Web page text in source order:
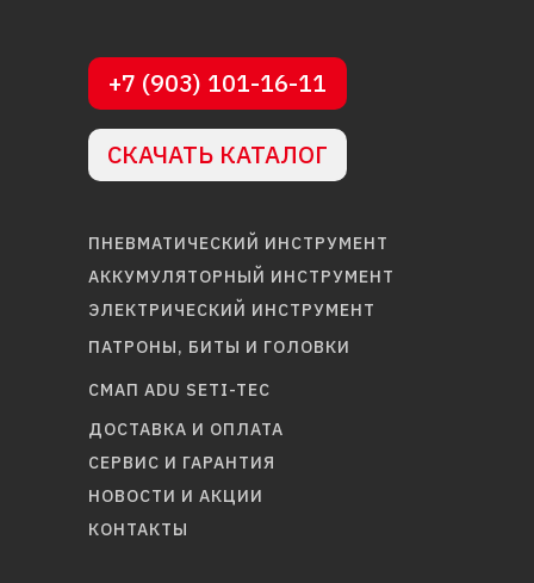
АККУМУЛЯТОРНЫЙ ИНСТРУМЕНТ
ЭЛЕКТРИЧЕСКИЙ ИНСТРУМЕНТ
ПНЕВМАТИЧЕСКИЙ ИНСТРУМЕНТ
ПАТРОНЫ, БИТЫ И ГОЛОВКИ
СМАП ADU SETI-TEC
ДОСТАВКА И ОПЛАТА
СЕРВИС И ГАРАНТИЯ
НОВОСТИ И АКЦИИ
КОНТАКТЫ
+7 (903) 101-16-11
СКАЧАТЬ КАТАЛОГ